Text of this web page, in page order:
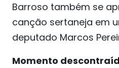
Barroso também se
canção sertaneja em
deputado Marcos
Momento